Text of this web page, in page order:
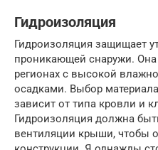
Гидроизоляция
Гидроизоляция защищает
проникающей снаружи.
регионах с высокой
осадками. Выбор
зависит от типа кровли и
Гидроизоляция должна
вентиляции крыши, чтобы